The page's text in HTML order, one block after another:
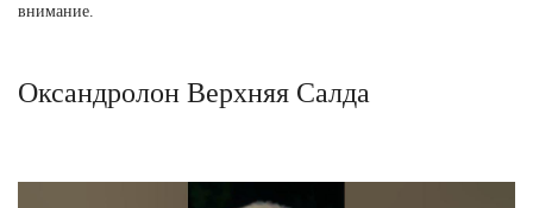
внимание.
Оксандролон Верхняя Салда